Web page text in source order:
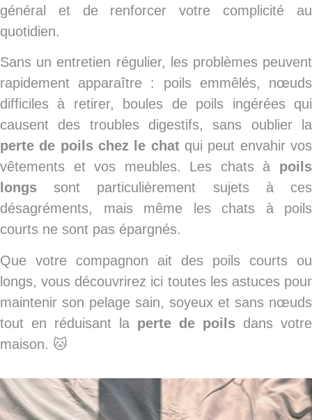
général et de renforcer votre complicité au
quotidien.
Sans un entretien régulier, les problèmes peuvent
rapidement apparaître : poils emmêlés, nœuds
difficiles à retirer, boules de poils ingérées qui
causent des troubles digestifs, sans oublier la
perte de poils chez le chatqui peut envahir vos
vêtements et vos meubles. Les chats à poils
longs sont particulièrement sujets à ces
désagréments, mais même les chats à poils
courts ne sont pas épargnés.
Que votre compagnon ait des poils courts ou
longs, vous découvrirez ici toutes les astuces pour
maintenir son pelage sain, soyeux et sans nœuds
tout en réduisant la perte de poils dans votre
maison. 🐱